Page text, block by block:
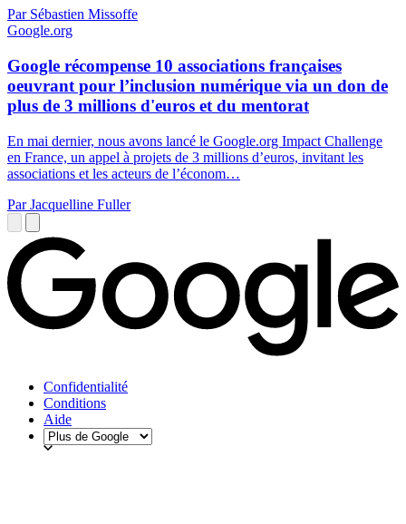
Par Sébastien Missoffe
Google.org
Google récompense 10 associations françaises
oeuvrant pour l’inclusion numérique via un don de
plus de 3 millions d'euros et du mentorat
En mai dernier, nous avons lancé le Google.org Impact Challenge
en France, un appel à projets de 3 millions d’euros, invitant les
associations et les acteurs de l’économ…
Par Jacquelline Fuller
Confidentialité
Conditions
Aide